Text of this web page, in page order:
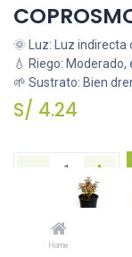
Home
🌞 Luz: Luz indirecta
💧 Riego:
🌱 Sustrato: Bien
S/ 4.24
Agregar a la